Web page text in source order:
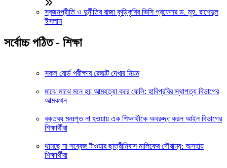
স্বজনপ্রীতি ও দুর্নীতির রাজা কুড়িকৃবির ভিসি প্রফেসর ড. মুহ. রাশেদুল
ইসলাম
সর্বোচ্চ পঠিত - শিক্ষা
সকল বোর্ড পরীক্ষার রেজাল্ট দেখার নিয়ম
মাঝে মাঝে মনে হয় আত্মহত্যা করে ফেলি: হাবিপ্রবির স্থাপত্য বিভাগের
আত্মকথন
বক্তব্য মনঃপুত না হওয়ায় এক শিক্ষার্থীকে অবরুদ্ধ করল আইন বিভাগের
শিক্ষার্থীরা
থামছে না সব্বেজ টাওয়ার ছাত্রীনিবাস মালিকের দৌরাত্ম্য: অসহায়
শিক্ষার্থীরা